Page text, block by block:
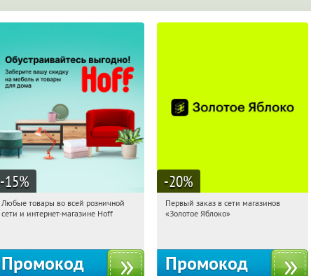
-15%
17:37:20 Получили:
Любые товары во всей розничной
сети и интернет-магазине Hoff
Промокод
-20%
17:37:20
Получи первым!
Первый заказ в сети магазинов
«Золотое Яблоко»
Промокод